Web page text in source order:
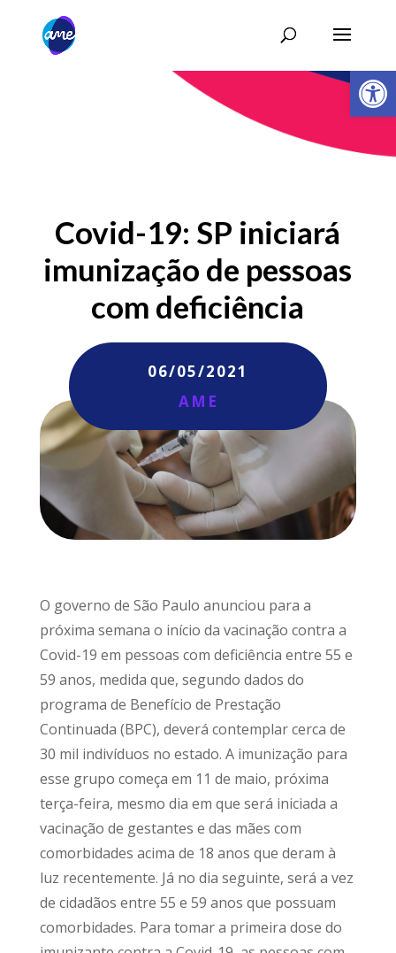
Abrir
Covid-19: SP iniciará
imunização de pessoas
com deficiência
06/05/2021
AME
O governo de São Paulo anunciou para a
próxima semana o início da vacinação contra a
Covid-19 em pessoas com deficiência entre 55 e
59 anos, medida que, segundo dados do
programa de Benefício de Prestação
Continuada (BPC), deverá contemplar cerca de
30 mil indivíduos no estado. A imunização para
esse grupo começa em 11 de maio, próxima
terça-feira, mesmo dia em que será iniciada a
vacinação de gestantes e das mães com
comorbidades acima de 18 anos que deram à
luz recentemente. Já no dia seguinte, será a vez
de cidadãos entre 55 e 59 anos que possuam
comorbidades. Para tomar a primeira dose do